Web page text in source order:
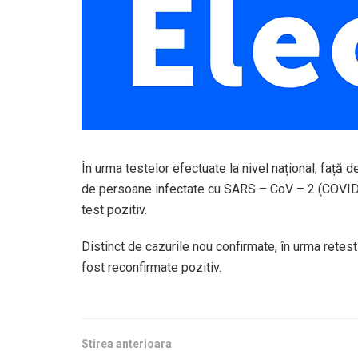
În urma testelor efectuate la nivel național, față
de persoane infectate cu SARS – CoV – 2
test pozitiv.
Distinct de cazurile nou confirmate, în urma
fost reconfirmate pozitiv.
Stirea anterioara